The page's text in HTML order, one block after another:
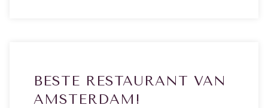
BESTE RESTAURANT VAN
AMSTERDAM!